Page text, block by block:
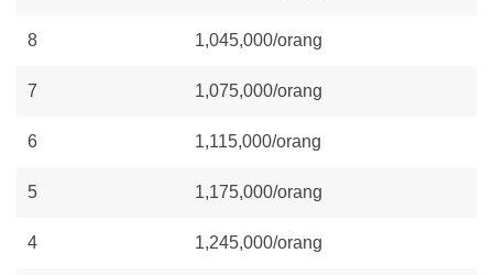
8 1,045,000/orang
7 1,075,000/orang
6 1,115,000/orang
5 1,175,000/orang
4 1,245,000/orang